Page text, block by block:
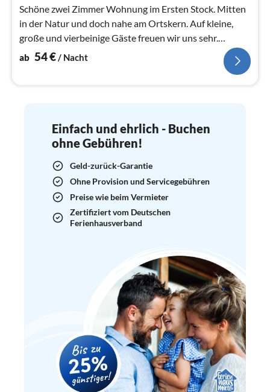
Schöne zwei Zimmer Wohnung im Ersten Stock. Mitten
in der Natur und doch nahe am Ortskern. Auf kleine,
große und vierbeinige Gäste freuen wir uns sehr.
Buchung für eine Nacht mögl
ab 54€/ Nacht
Einfach und ehrlich - Buchen
ohne Gebühren!
Geld-zurück-Garantie
Ohne Provision und Servicegebühren
Preise wie beim Vermieter
Zertifiziert vom Deutschen
Ferienhausverband